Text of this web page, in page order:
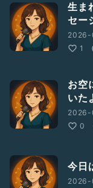
生ま
セ
1
お空
いた
0
今日